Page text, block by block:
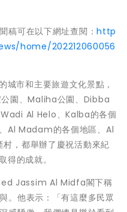
稿可在以下網址查閱：http
home/202212060056
城市和主要旅遊文化景點，
園、Maliha公園、Dibba
Al Helo、Kalba的各個
Al Madam的各個地區、Al
，都舉辦了慶祝活動來紀
得的成就。
Jassim Al Midfa閣下稱
。他表示：「有這麼多民眾